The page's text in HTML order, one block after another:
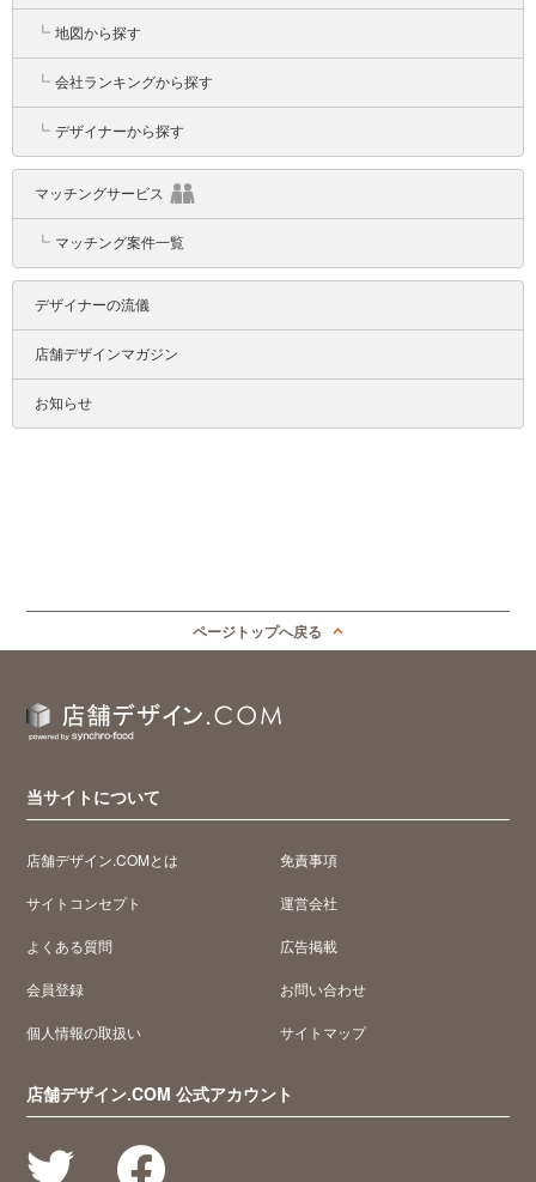
┗ 地図から探す
┗ 会社ランキングから探す
┗ デザイナーから探す
マッチングサービス
┗ マッチング案件一覧
デザイナーの流儀
店舗デザインマガジン
お知らせ
ページトップへ戻る
当サイトについて
店舗デザイン.COMとは
サイトコンセプト
よくある質問
会員登録
個人情報の取扱い
免責事項
運営会社
広告掲載
お問い合わせ
サイトマップ
店舗デザイン.COM 公式アカウント